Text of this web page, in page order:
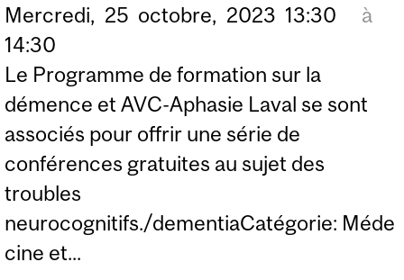
Mercredi, 25 octobre, 2023 13:30
à
14:30
Le Programme de formation sur la
démence et AVC-Aphasie Laval se sont
associés pour offrir une série de
conférences gratuites au sujet des
troubles
neurocognitifs./dementiaCatégorie: Méde
cine et...